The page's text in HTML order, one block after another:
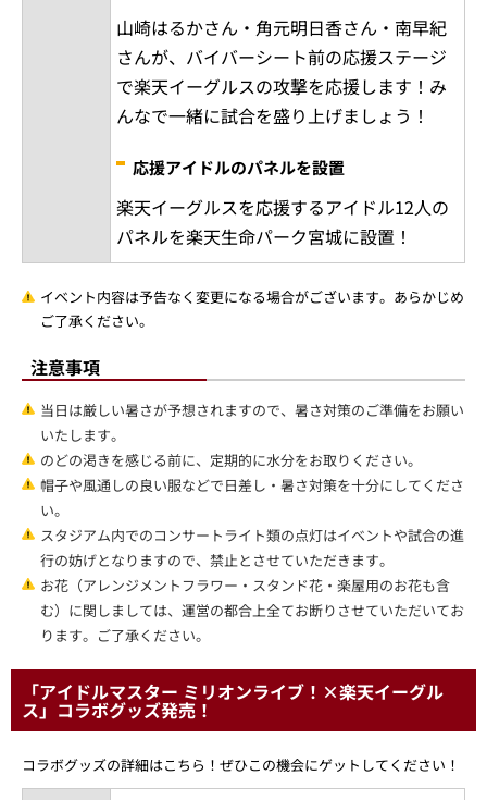
山崎はるかさん・角元明日香さん・南早紀
さんが、バイバーシート前の応援ステージ
で楽天イーグルスの攻撃を応援します！み
んなで一緒に試合を盛り上げましょう！
応援アイドルのパネルを設置
楽天イーグルスを応援するアイドル12人の
パネルを楽天生命パーク宮城に設置！
イベント内容は予告なく変更になる場合がございます。あらかじめ
ご了承ください。
注意事項
当日は厳しい暑さが予想されますので、暑さ対策のご準備をお願い
いたします。
のどの渇きを感じる前に、定期的に水分をお取りください。
帽子や風通しの良い服などで日差し・暑さ対策を十分にしてくださ
い。
スタジアム内でのコンサートライト類の点灯はイベントや試合の進
行の妨げとなりますので、禁止とさせていただきます。
お花（アレンジメントフラワー・スタンド花・楽屋用のお花も含
む）に関しましては、運営の都合上全てお断りさせていただいてお
ります。ご了承ください。
「アイドルマスター ミリオンライブ！×楽天イーグル
ス」コラボグッズ発売！
コラボグッズの詳細はこちら！ぜひこの機会にゲットしてください！